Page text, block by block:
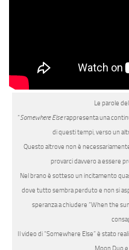
Le parole
“Somewhere Elserappresenta una
di questi tempi, verso un
Questo altrove non è
provarci davvero a essere
Nel brano è sotteso un incitamento
dove tutto sembra perduto e non si
speranza a chiudere “When the
Il video di “Somewhere Else” è stato
Moon Duo e